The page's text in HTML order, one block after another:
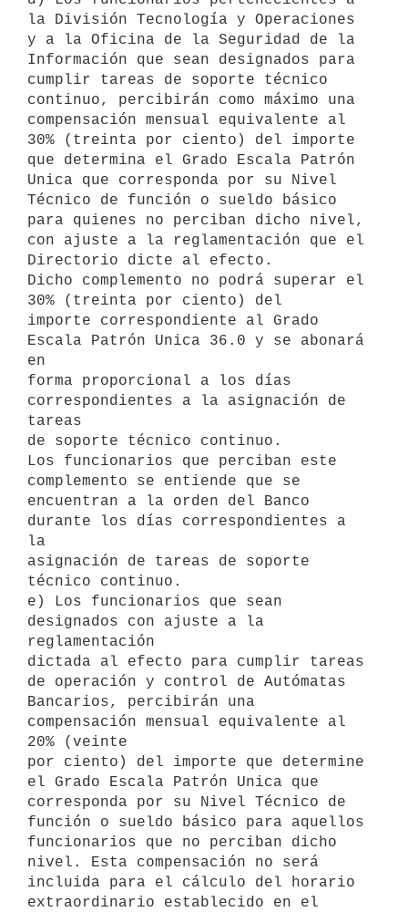
la División Tecnología y Operaciones
y a la Oficina de la Seguridad de la
Información que sean designados para
cumplir tareas de soporte técnico
continuo, percibirán como máximo una
compensación mensual equivalente al
30% (treinta por ciento) del importe
que determina el Grado Escala Patrón
Unica que corresponda por su Nivel
Técnico de función o sueldo básico
para quienes no perciban dicho nivel,
con ajuste a la reglamentación que el
Directorio dicte al efecto.
Dicho complemento no podrá superar el
30% (treinta por ciento) del
importe correspondiente al Grado
Escala Patrón Unica 36.0 y se abonará
en
forma proporcional a los días
correspondientes a la asignación de
tareas
de soporte técnico continuo.
Los funcionarios que perciban este
complemento se entiende que se
encuentran a la orden del Banco
durante los días correspondientes a
la
asignación de tareas de soporte
técnico continuo.
e) Los funcionarios que sean
designados con ajuste a la
reglamentación
dictada al efecto para cumplir tareas
de operación y control de Autómatas
Bancarios, percibirán una
compensación mensual equivalente al
20% (veinte
por ciento) del importe que determine
el Grado Escala Patrón Unica que
corresponda por su Nivel Técnico de
función o sueldo básico para aquellos
funcionarios que no perciban dicho
nivel. Esta compensación no será
incluida para el cálculo del horario
extraordinario establecido en el